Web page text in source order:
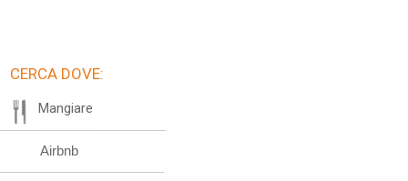
CERCA DOVE:
Mangiare
Airbnb